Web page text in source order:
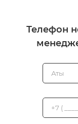
Телефон